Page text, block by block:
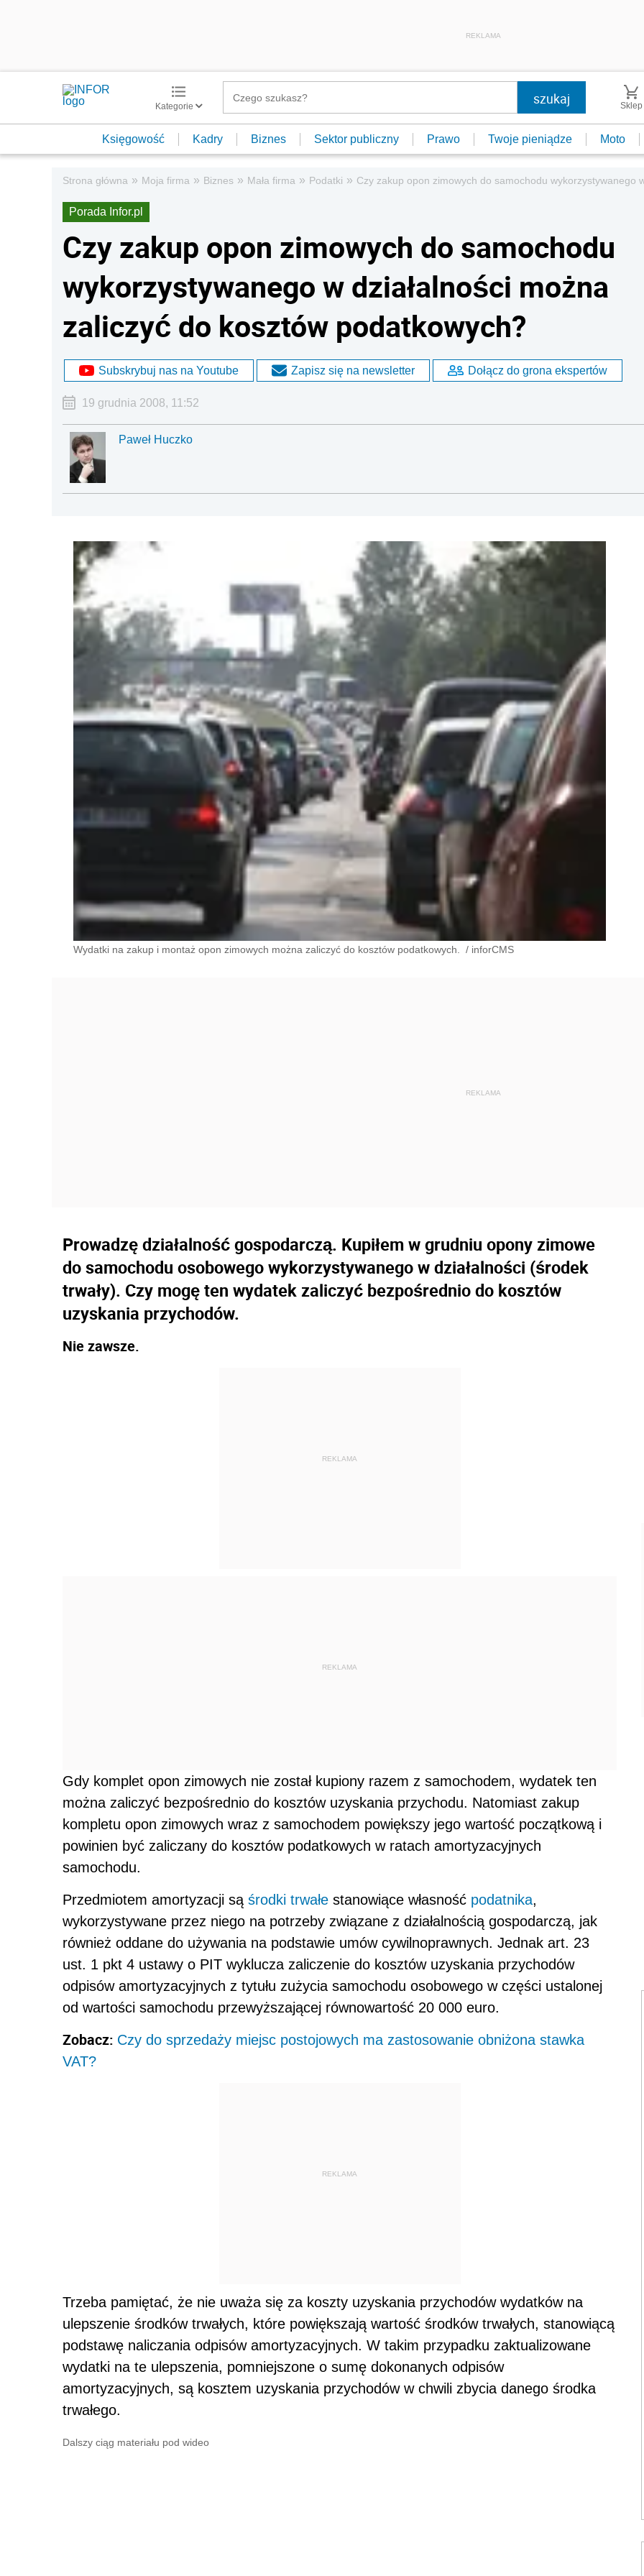
REKLAMA
Kategorie Sklep
Księgowość Kadry Biznes Sektor publiczny Prawo Twoje pieniądze Moto
Strona główna » Moja firma » Biznes » Mała firma » Podatki » Czy zakup opon zimowych do samochodu wykorzystywanego
Porada Infor.pl
Czy zakup opon zimowych do samochodu
wykorzystywanego w działalności można
zaliczyć do kosztów podatkowych?
Subskrybuj nas na Youtube Zapisz się na newsletter Dołącz do grona ekspertów
19 grudnia 2008, 11:52
Paweł Huczko
Wydatki na zakup i montaż opon zimowych można zaliczyć do kosztów podatkowych. / inforCMS
Prowadzę działalność gospodarczą. Kupiłem w grudniu opony zimowe
do samochodu osobowego wykorzystywanego w działalności (środek
trwały). Czy mogę ten wydatek zaliczyć bezpośrednio do kosztów
uzyskania przychodów.
Nie zawsze.
REKLAMA
REKLAMA
Gdy komplet opon zimowych nie został kupiony razem z samochodem, wydatek ten
można zaliczyć bezpośrednio do kosztów uzyskania przychodu. Natomiast zakup
kompletu opon zimowych wraz z samochodem powiększy jego wartość początkową i
powinien być zaliczany do kosztów podatkowych w ratach amortyzacyjnych
samochodu.
Przedmiotem amortyzacji są środki trwałe stanowiące własność podatnika,
wykorzystywane przez niego na potrzeby związane z działalnością gospodarczą, jak
również oddane do używania na podstawie umów cywilnoprawnych. Jednak art. 23
ust. 1 pkt 4 ustawy o PIT wyklucza zaliczenie do kosztów uzyskania przychodów
odpisów amortyzacyjnych z tytułu zużycia samochodu osobowego w części ustalonej
od wartości samochodu przewyższającej równowartość 20 000 euro.
Zobacz: Czy do sprzedaży miejsc postojowych ma zastosowanie obniżona stawka
VAT?
REKLAMA
Trzeba pamiętać, że nie uważa się za koszty uzyskania przychodów wydatków na
ulepszenie środków trwałych, które powiększają wartość środków trwałych, stanowiącą
podstawę naliczania odpisów amortyzacyjnych. W takim przypadku zaktualizowane
wydatki na te ulepszenia, pomniejszone o sumę dokonanych odpisów
amortyzacyjnych, są kosztem uzyskania przychodów w chwili zbycia danego środka
trwałego.
Dalszy ciąg materiału pod wideo